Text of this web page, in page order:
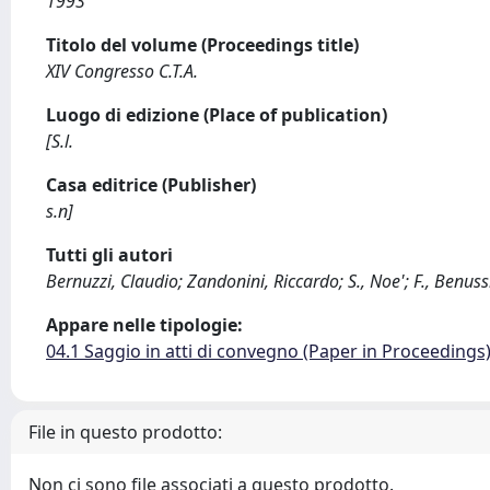
Titolo del volume (Proceedings title)
XIV Congresso C.T.A.
Luogo di edizione (Place of publication)
[S.l.
Casa editrice (Publisher)
s.n]
Tutti gli autori
Bernuzzi, Claudio; Zandonini, Riccardo; S., Noe'; F.,
Appare nelle tipologie:
04.1 Saggio in atti di convegno (Paper in Proceedings)
File in questo prodotto:
Non ci sono file associati a questo prodotto.